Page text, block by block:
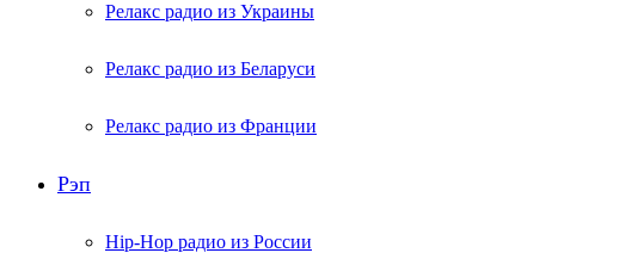
Релакс радио из Украины
Релакс радио из Беларуси
Релакс радио из Франции
Рэп
Hip-Hop радио из России